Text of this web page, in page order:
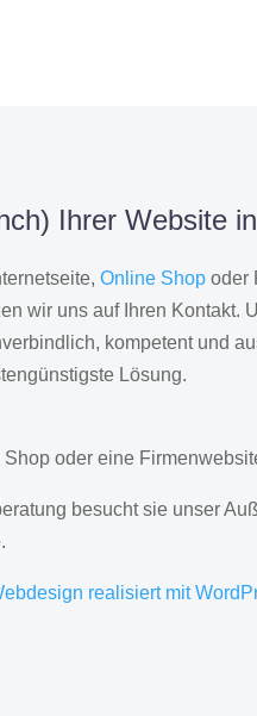
Ihrer Website
Online Shopoder
wir uns auf Ihren Kontakt.
kompetent und
Lösung.
oder eine
besucht sie unser
realisiert mit